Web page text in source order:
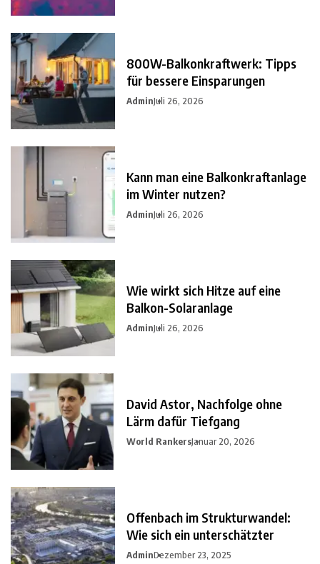
800W-Balkonkraftwerk: Tipps
für bessere Einsparungen
AdminJuli 26, 2026
Kann man eine Balkonkraftanlage
im Winter nutzen?
AdminJuli 26, 2026
Wie wirkt sich Hitze auf eine
Balkon-Solaranlage
AdminJuli 26, 2026
David Astor, Nachfolge ohne
Lärm dafür Tiefgang
World RankersJanuar 20, 2026
Offenbach im Strukturwandel:
Wie sich ein unterschätzter
AdminDezember 23, 2025